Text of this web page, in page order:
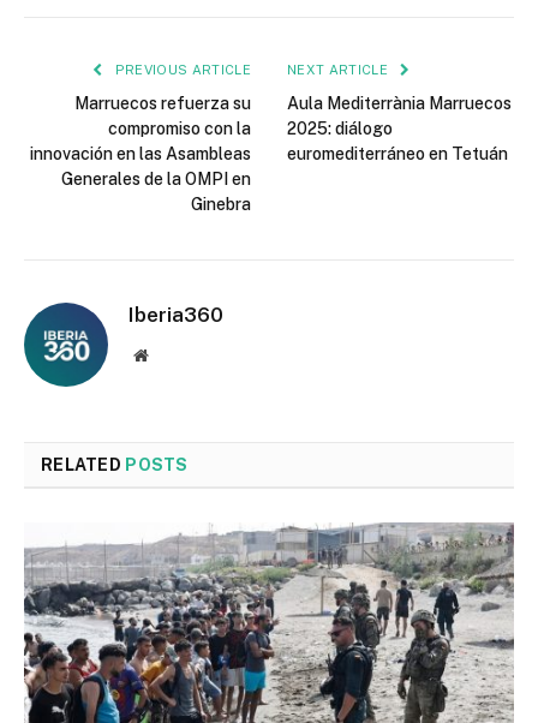
PREVIOUS ARTICLE
Marruecos refuerza su
compromiso con la
innovación en las Asambleas
Generales de la OMPI en
Ginebra
NEXT ARTICLE
Aula Mediterrània Marruecos
2025: diálogo
euromediterráneo en Tetuán
Iberia360
Website
RELATED POSTS